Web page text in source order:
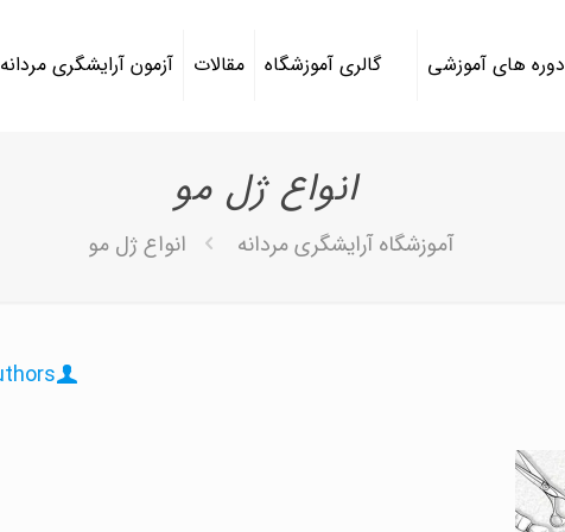
دوره های آموزشی گالری آموزشگاه مقالات آزمون آرایشگری مردانه
انواع ژل مو
آموزشگاه آرایشگری مردانه انواع ژل مو